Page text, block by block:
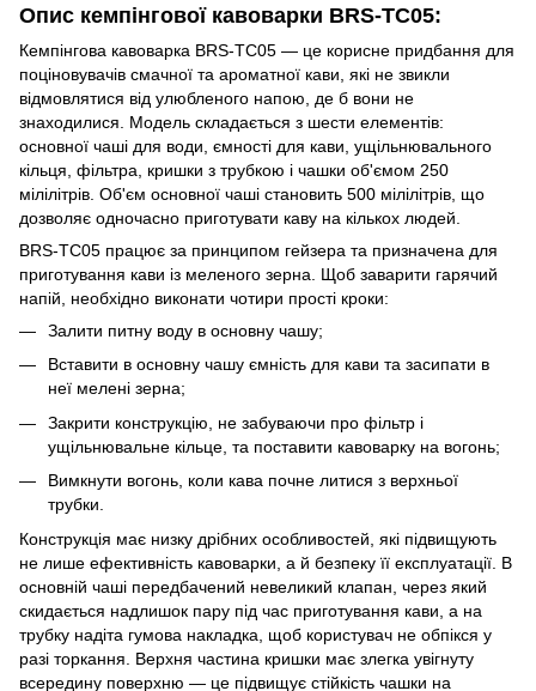
Опис кемпінгової кавоварки BRS-TC05:
Кемпінгова кавоварка BRS-TC05 — це корисне придбання для
поціновувачів смачної та ароматної кави, які не звикли
відмовлятися від улюбленого напою, де б вони не
знаходилися. Модель складається з шести елементів:
основної чаші для води, ємності для кави, ущільнювального
кільця, фільтра, кришки з трубкою і чашки об'ємом 250
мілілітрів. Об'єм основної чаші становить 500 мілілітрів, що
дозволяє одночасно приготувати каву на кількох людей.
BRS-TC05 працює за принципом гейзера та призначена для
приготування кави із меленого зерна. Щоб заварити гарячий
напій, необхідно виконати чотири прості кроки:
Залити питну воду в основну чашу;
Вставити в основну чашу ємність для кави та засипати в
неї мелені зерна;
Закрити конструкцію, не забуваючи про фільтр і
ущільнювальне кільце, та поставити кавоварку на вогонь;
Вимкнути вогонь, коли кава почне литися з верхньої
трубки.
Конструкція має низку дрібних особливостей, які підвищують
не лише ефективність кавоварки, а й безпеку її експлуатації. В
основній чаші передбачений невеликий клапан, через який
скидається надлишок пару під час приготування кави, а на
трубку надіта гумова накладка, щоб користувач не обпікся у
разі торкання. Верхня частина кришки має злегка увігнуту
всередину поверхню — це підвищує стійкість чашки на